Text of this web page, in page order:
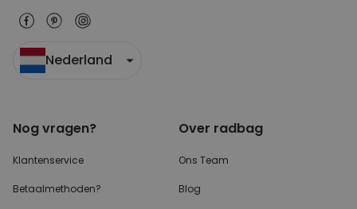
Nederland
Nog vragen?
Klantenservice
Betaalmethoden?
Over radbag
Ons Team
Blog